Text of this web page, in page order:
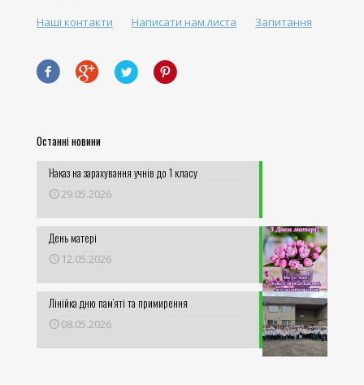
Наші контакти Написати нам листа Запитання
Останні новини
Наказ на зарахування учнів до 1 класу
29.05.2026
День матері
12.05.2026
Лінійка дню пам’яті та примирення
08.05.2026